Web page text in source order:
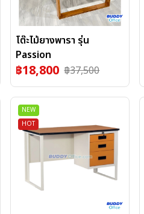
โต๊ะไม้ยางพารา รุ่น
Passion
฿18,800 ฿37,500
NEW
HOT